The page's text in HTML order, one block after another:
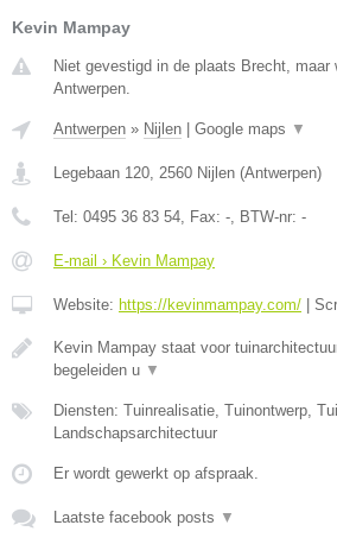
Kevin Mampay
Niet gevestigd in de plaats Brecht, maar
Antwerpen.
Antwerpen » Nijlen Google maps ▼
Legebaan 120, 2560 Nijlen (Antwerpen)
Tel: 0495 36 83 54, Fax: -, BTW-nr: -
E-mail › Kevin Mampay
Website: https://kevinmampay.com/
Kevin Mampay staat voor
begeleiden u ▼
Diensten: Tuinrealisatie, Tuinontwerp,
Landschapsarchitectuur
Er wordt gewerkt op afspraak.
Laatste facebook posts ▼